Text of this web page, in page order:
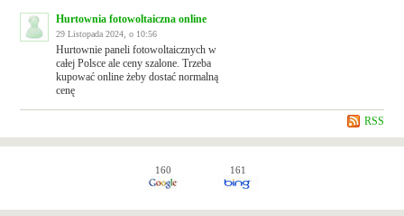
Hurtownia fotowoltaiczna online
29 Listopada 2024, o 10:56
Hurtownie paneli fotowoltaicznych w
całej Polsce ale ceny szalone. Trzeba
kupować online żeby dostać normalną
cenę
RSS
160 161